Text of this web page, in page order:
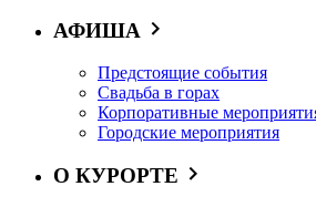
АФИША
Предстоящие события
Свадьба в горах
Корпоративные
Городские мероприятия
О КУРОРТЕ